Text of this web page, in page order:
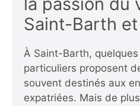
Saint-Barth
À Saint-Barth,
particuliers proposent
souvent destinés aux
expatriées. Mais de